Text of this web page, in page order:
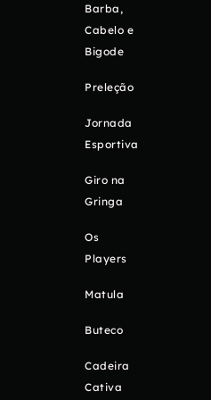
Barba,
Cabelo e
Bigode
Preleção
Jornada
Esportiva
Giro na
Gringa
Os
Players
Matula
Buteco
Cadeira
Cativa